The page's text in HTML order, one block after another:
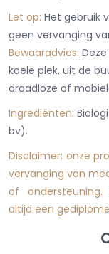
Let op: Het gebruik
geen vervanging
Bewaaradvies:
koele plek, uit de
draadloze of
Ingrediënten:
bv).
Disclaimer: onze
vervanging van
of
altijd een